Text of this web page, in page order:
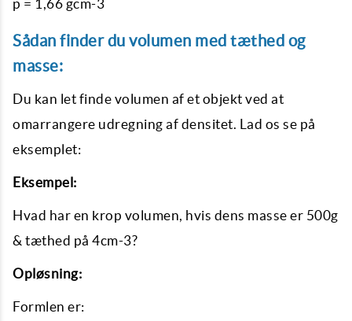
p = 1,66 gcm-3
Sådan finder du volumen med tæthed og
masse:
Du kan let finde volumen af ​​et objekt ved at
omarrangere udregning af densitet. Lad os se på
eksemplet:
Eksempel:
Hvad har en krop volumen, hvis dens masse er 500g
& tæthed på 4cm-3?
Opløsning:
Formlen er: